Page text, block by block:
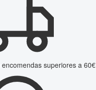
encomendas superiores a 60€